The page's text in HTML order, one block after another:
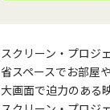
スクリーン・プロジ
省スペースでお部屋
大画面で迫力のある